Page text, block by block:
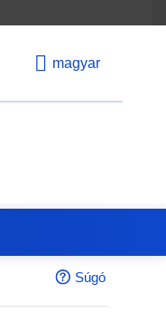
magyar
Súgó